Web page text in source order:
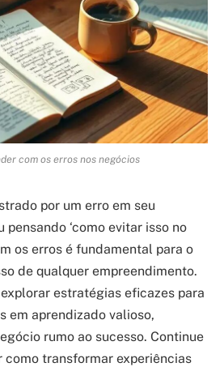
com os erros nos negócios
por um erro em seu
pensando ‘como evitar isso no
os erros é fundamental para o
de qualquer empreendimento.
estratégias eficazes para
em aprendizado valioso,
rumo ao sucesso. Continue
como transformar experiências